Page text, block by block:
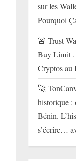
sur les
Pourquoi
🚨 Trust
Buy Limit :
Cryptos au
🚀
historique :
Bénin.
s’écrire…